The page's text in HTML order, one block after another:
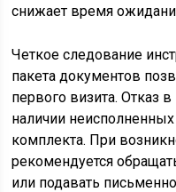
снижает время
Четкое следование
пакета документов
первого визита. Отказ
наличии
комплекта. При
рекомендуется
или подавать